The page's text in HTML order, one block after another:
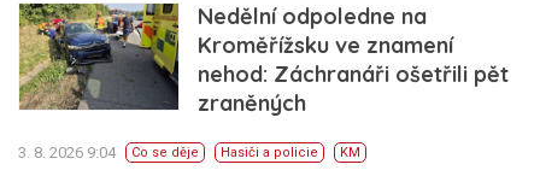
Nedělní odpoledne na
Kroměřížsku ve znamení
nehod: Záchranáři ošetřili pět
zraněných
3. 8. 2026 9:04 Co se děje Hasiči a policie KM